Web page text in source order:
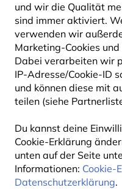
und wir die Qualität
sind immer aktiviert.
verwenden wir
Marketing-Cookies
Dabei verarbeiten wir
IP-Adresse/Cookie-ID
und können diese mit
teilen (siehe
Du kannst deine
Cookie-Erklärung
unten auf der Seite
Informationen: Cookie-
Datenschutzerklärung.
27 September 2024
Sandgraue, schlanke
halbmondförmigen